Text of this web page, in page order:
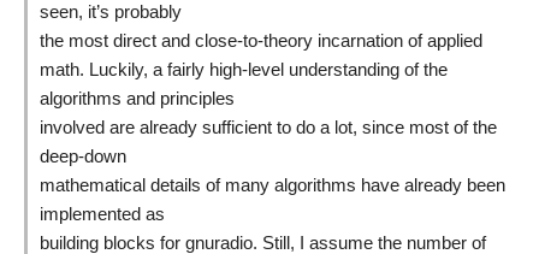
seen, it’s probably
the most direct and close-to-theory incarnation of applied
math. Luckily, a fairly high-level understanding of the
algorithms and principles
involved are already sufficient to do a lot, since most of the
deep-down
mathematical details of many algorithms have already been
implemented as
building blocks for gnuradio. Still, I assume the number of